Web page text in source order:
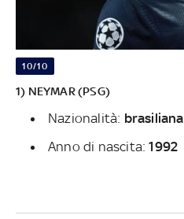
10/10
1) NEYMAR (PSG)
Nazionalità: brasiliana
Anno di nascita:1992